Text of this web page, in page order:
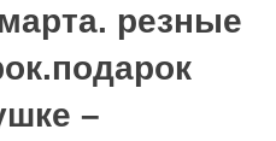
резные
–